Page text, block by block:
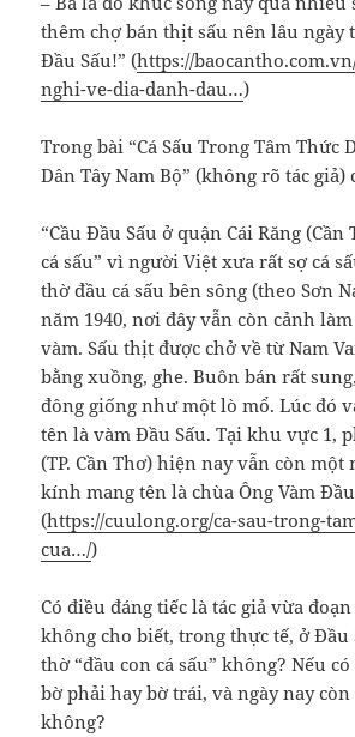
thêm chợ bán thịt sấu nên lâu ngày
Đầu Sấu!” (https://
nghi-ve-dia-danh-dau…)
Trong bài “Cá Sấu Trong Tâm Thức
Dân Tây Nam Bộ” (không rõ tác giả)
“Cầu Đầu Sấu ở quận Cái Răng (Cần
cá sấu” vì người Việt xưa rất sợ cá
thờ đầu cá sấu bên sông (theo Sơn
năm 1940, nơi đây vẫn còn cảnh
vàm. Sấu thịt được chở về từ Nam
bằng xuồng, ghe. Buôn bán rất
đông giống như một lò mổ. Lúc đó
tên là vàm Đầu Sấu. Tại khu vực 1,
(TP. Cần Thơ) hiện nay vẫn còn một
kính mang tên là chùa Ông Vàm Đầu
(https://cuulong.org/ca-sau-trong-
cua…/)
Có điều đáng tiếc là tác giả vừa
không cho biết, trong thực tế, ở Đầu
thờ “đầu con cá sấu” không? Nếu
bờ phải hay bờ trái, và ngày nay
không?